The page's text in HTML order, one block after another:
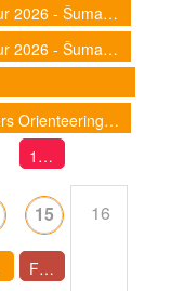
Czech O-Tour 2026 - Šumava (World Cup spectators races)
Czech O-Tour 2026 - Šumava (World Cup spectators races)
World Masters Orienteering Championships 2026 - Poland | Przeworsk - Rzeszów
1ª Cursa d’Orientació GAR I GOT de Castelldefels
15
FITA COLOMINA 2026 - Cursa Popular d'Orientació a Santa Coloma de Queralt
16